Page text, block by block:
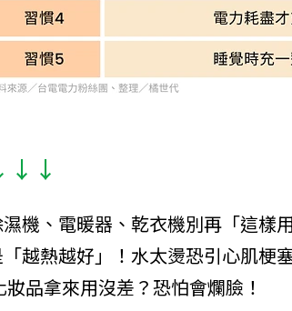
機、電暖器、乾衣機別再「這樣用
越熱越好」！水太燙恐引心肌梗
品拿來用沒差？恐怕會爛臉！